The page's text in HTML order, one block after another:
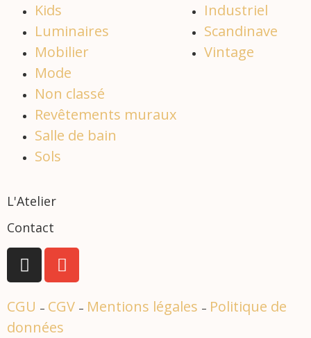
Kids
Luminaires
Mobilier
Mode
Non classé
Revêtements muraux
Salle de bain
Sols
Industriel
Scandinave
Vintage
L'Atelier
Contact
CGU – CGV – Mentions légales – Politique de
données